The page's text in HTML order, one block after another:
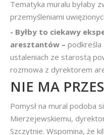
Tematyka muralu byłaby
przemyśleniami
- Byłby to ciekawy
aresztantów – podkreśla
ustaleniach ze starostą
rozmowa z dyrektorem
NIE MA
Pomysł na mural podoba
Mierzejewskiemu,
Szczytnie. Wspomina, że